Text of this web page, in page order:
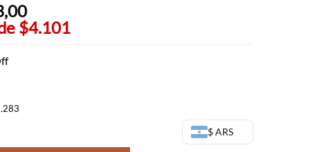
El
precio
$4.101
$ ARS